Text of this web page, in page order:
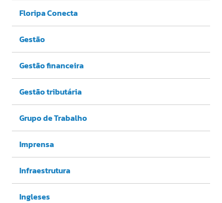
Floripa Conecta
Gestão
Gestão financeira
Gestão tributária
Grupo de Trabalho
Imprensa
Infraestrutura
Ingleses